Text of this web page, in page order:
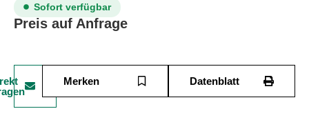
Sofort verfügbar
Preis auf Anfrage
Merken Datenblatt